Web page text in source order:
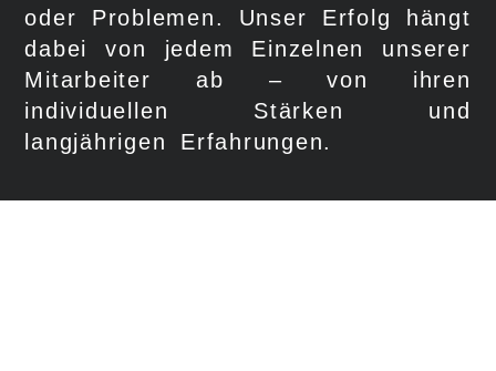
oder Problemen. Unser Erfolg hängt
dabei von jedem Einzelnen unserer
Mitarbeiter ab – von ihren
individuellen Stärken und
langjährigen Erfahrungen.